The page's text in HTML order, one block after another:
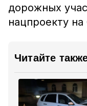
дорожных
нацпроекту
Читайте